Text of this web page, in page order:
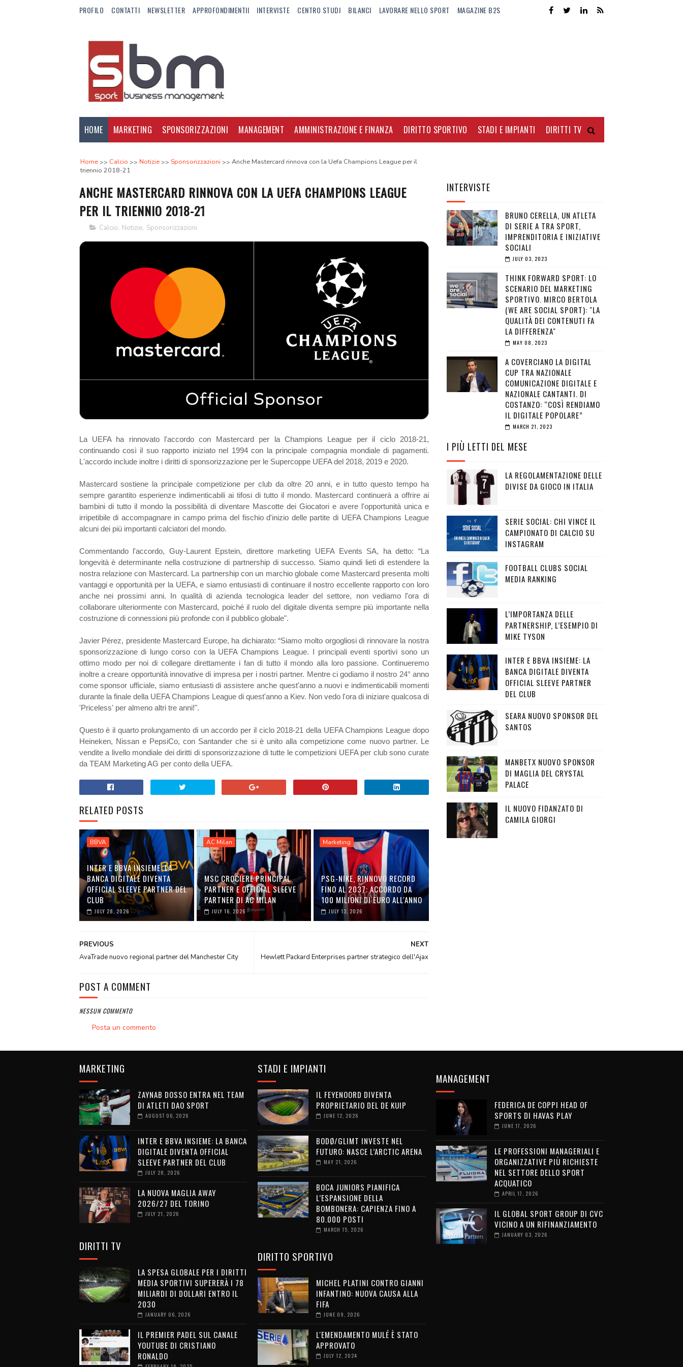
PROFILO CONTATTI NEWSLETTER APPROFONDIMENTII INTERVISTE CENTRO STUDI BILANCI LAVORARE NELLO SPORT MAGAZINE B2S
HOME MARKETING SPONSORIZZAZIONI MANAGEMENT AMMINISTRAZIONE E FINANZA DIRITTO SPORTIVO STADI E IMPIANTI DIRITTI TV
Home Calcio Notizie Sponsorizzazioni
Anche Mastercard rinnova con la Uefa Champions League per il
triennio 2018-21
ANCHE MASTERCARD RINNOVA CON LA UEFA CHAMPIONS LEAGUE
PER IL TRIENNIO 2018-21
Calcio, Notizie, Sponsorizzazioni
La UEFA ha rinnovato l'accordo con Mastercard per la Champions League per il ciclo 2018-21,
continuando così il suo rapporto iniziato nel 1994 con la principale compagnia mondiale di pagamenti.
L'accordo include inoltre i diritti di sponsorizzazione per le Supercoppe UEFA del 2018, 2019 e 2020.
Mastercard sostiene la principale competizione per club da oltre 20 anni, e in tutto questo tempo ha
sempre garantito esperienze indimenticabili ai tifosi di tutto il mondo. Mastercard continuerà a offrire ai
bambini di tutto il mondo la possibilità di diventare Mascotte dei Giocatori e avere l'opportunità unica e
irripetibile di accompagnare in campo prima del fischio d'inizio delle partite di UEFA Champions League
alcuni dei più importanti calciatori del mondo.
Commentando l'accordo, Guy-Laurent Epstein, direttore marketing UEFA Events SA, ha detto: “La
longevità è determinante nella costruzione di partnership di successo. Siamo quindi lieti di estendere la
nostra relazione con Mastercard. La partnership con un marchio globale come Mastercard presenta molti
vantaggi e opportunità per la UEFA, e siamo entusiasti di continuare il nostro eccellente rapporto con loro
anche nei prossimi anni. In qualità di azienda tecnologica leader del settore, non vediamo l'ora di
collaborare ulteriormente con Mastercard, poiché il ruolo del digitale diventa sempre più importante nella
costruzione di connessioni più profonde con il pubblico globale".
Javier Pérez, presidente Mastercard Europe, ha dichiarato: “Siamo molto orgogliosi di rinnovare la nostra
sponsorizzazione di lungo corso con la UEFA Champions League. I principali eventi sportivi sono un
ottimo modo per noi di collegare direttamente i fan di tutto il mondo alla loro passione. Continueremo
inoltre a creare opportunità innovative di impresa per i nostri partner. Mentre ci godiamo il nostro 24° anno
come sponsor ufficiale, siamo entusiasti di assistere anche quest'anno a nuovi e indimenticabili momenti
durante la finale della UEFA Champions League di quest'anno a Kiev. Non vedo l'ora di iniziare qualcosa di
'Priceless' per almeno altri tre anni!".
Questo è il quarto prolungamento di un accordo per il ciclo 2018-21 della UEFA Champions League dopo
Heineken, Nissan e PepsiCo, con Santander che si è unito alla competizione come nuovo partner. Le
vendite a livello mondiale dei diritti di sponsorizzazione di tutte le competizioni UEFA per club sono curate
da TEAM Marketing AG per conto della UEFA.
RELATED POSTS
BBVA
INTER E BBVA INSIEME: LA
BANCA DIGITALE DIVENTA
OFFICIAL SLEEVE PARTNER DEL
CLUB
JULY 28, 2026
AC Milan
MSC CROCIERE PRINCIPAL
PARTNER E OFFICIAL SLEEVE
PARTNER DI AC MILAN
JULY 16, 2026
Marketing
PSG-NIKE, RINNOVO RECORD
FINO AL 2037: ACCORDO DA
100 MILIONI DI EURO ALL'ANNO
JULY 13, 2026
NEXT
Hewlett Packard Enterprises partner strategico dell'Ajax
PREVIOUS
AvaTrade nuovo regional partner del Manchester City
POST A COMMENT
NESSUN COMMENTO
Posta un commento
INTERVISTE
BRUNO CERELLA, UN ATLETA
DI SERIE A TRA SPORT,
IMPRENDITORIA E INIZIATIVE
SOCIALI
JULY 03, 2023
THINK FORWARD SPORT: LO
SCENARIO DEL MARKETING
SPORTIVO. MIRCO BERTOLA
(WE ARE SOCIAL SPORT): "LA
QUALITÀ DEI CONTENUTI FA
LA DIFFERENZA"
MAY 08, 2023
A COVERCIANO LA DIGITAL
CUP TRA NAZIONALE
COMUNICAZIONE DIGITALE E
NAZIONALE CANTANTI. DI
COSTANZO: “COSÌ RENDIAMO
IL DIGITALE POPOLARE”
MARCH 21, 2023
I PIÙ LETTI DEL MESE
LA REGOLAMENTAZIONE DELLE
DIVISE DA GIOCO IN ITALIA
SERIE SOCIAL: CHI VINCE IL
CAMPIONATO DI CALCIO SU
INSTAGRAM
FOOTBALL CLUBS SOCIAL
MEDIA RANKING
L’IMPORTANZA DELLE
PARTNERSHIP, L’ESEMPIO DI
MIKE TYSON
INTER E BBVA INSIEME: LA
BANCA DIGITALE DIVENTA
OFFICIAL SLEEVE PARTNER
DEL CLUB
SEARA NUOVO SPONSOR DEL
SANTOS
MANBETX NUOVO SPONSOR
DI MAGLIA DEL CRYSTAL
PALACE
IL NUOVO FIDANZATO DI
CAMILA GIORGI
MARKETING
ZAYNAB DOSSO ENTRA NEL TEAM
DI ATLETI DAO SPORT
AUGUST 06, 2026
INTER E BBVA INSIEME: LA BANCA
DIGITALE DIVENTA OFFICIAL
SLEEVE PARTNER DEL CLUB
JULY 28, 2026
LA NUOVA MAGLIA AWAY
2026/27 DEL TORINO
JULY 21, 2026
DIRITTI TV
LA SPESA GLOBALE PER I DIRITTI
MEDIA SPORTIVI SUPERERÀ I 78
MILIARDI DI DOLLARI ENTRO IL
2030
JANUARY 06, 2026
IL PREMIER PADEL SUL CANALE
YOUTUBE DI CRISTIANO
RONALDO
STADI E IMPIANTI
IL FEYENOORD DIVENTA
PROPRIETARIO DEL DE KUIP
JUNE 12, 2026
BODØ/GLIMT INVESTE NEL
FUTURO: NASCE L’ARCTIC ARENA
MAY 21, 2026
BOCA JUNIORS PIANIFICA
L’ESPANSIONE DELLA
BOMBONERA: CAPIENZA FINO A
80.000 POSTI
MARCH 15, 2026
DIRITTO SPORTIVO
MICHEL PLATINI CONTRO GIANNI
INFANTINO: NUOVA CAUSA ALLA
FIFA
JUNE 09, 2026
L'EMENDAMENTO MULÉ È STATO
APPROVATO
JULY 12, 2024
MANAGEMENT
FEDERICA DE COPPI HEAD OF
SPORTS DI HAVAS PLAY
JUNE 17, 2026
LE PROFESSIONI MANAGERIALI E
ORGANIZZATIVE PIÙ RICHIESTE
NEL SETTORE DELLO SPORT
ACQUATICO
APRIL 17, 2026
IL GLOBAL SPORT GROUP DI CVC
VICINO A UN RIFINANZIAMENTO
JANUARY 03, 2026